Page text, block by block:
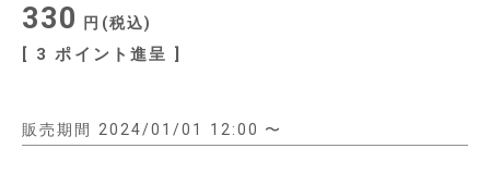
330 税込
[ 3 ポイント進呈 ]
販売期間 2024/01/01 12:00 〜